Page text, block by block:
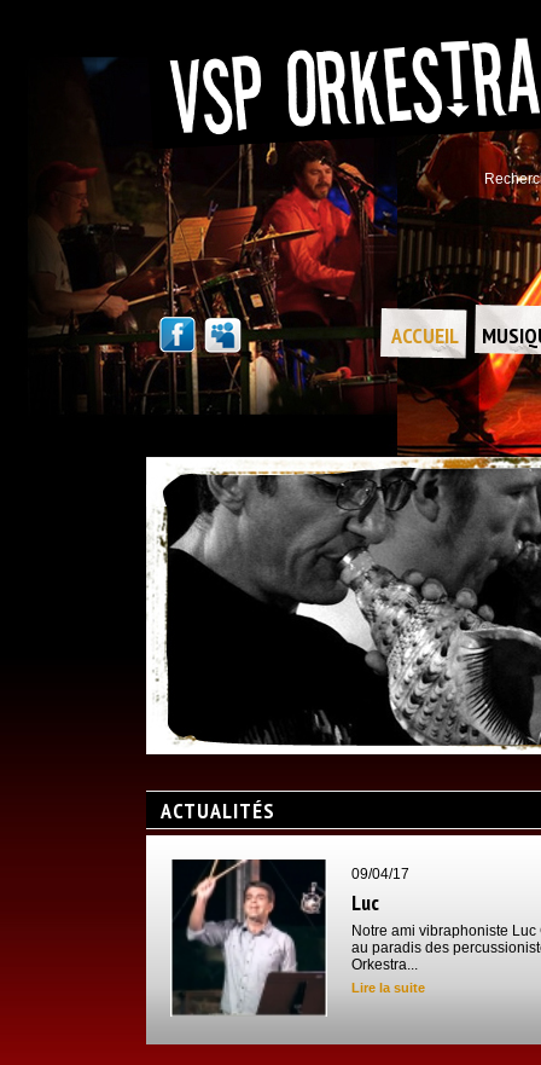
ACCUEIL
ACTUALITÉS
09/04/17
Luc
Notre ami vibraphoniste
au paradis des
Orkestra...
Lire la suite